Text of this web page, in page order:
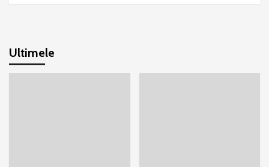
Ultimele